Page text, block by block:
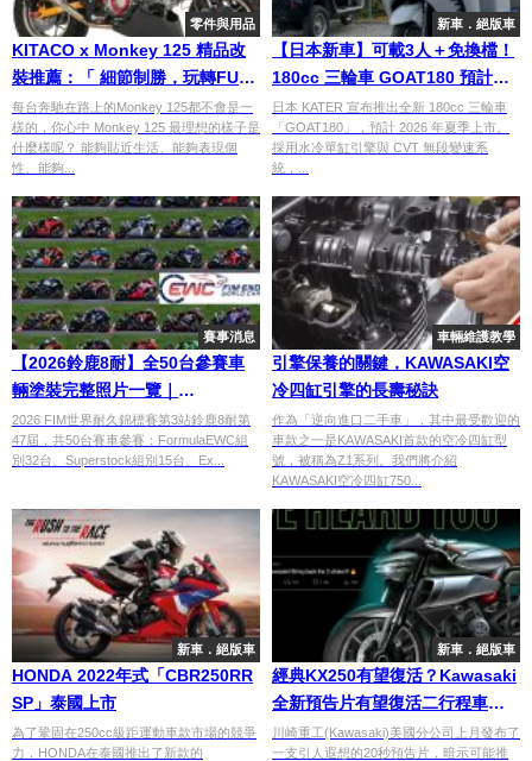
零件與用品
KITACO x Monkey 125 精品改
裝推薦：「 細節制勝，玩轉FUN
BIKE樂趣」
每台奔馳在路上的Monkey 125都不會是一
樣的，你心中 Monkey 125 最理想的樣子是
什麼樣呢？ 能夠貼近生活、能夠表現個
性、能夠...
新車．絕版車
【日本新車】可載3人＋免換檔！
180cc 三輪車 GOAT180 預計
2026 夏季開賣 普通駕照即可駕
駛
日本 KATER 宣布推出全新 180cc 三輪車
「GOAT180」，預計 2026 年夏季上市。
採用水冷單缸引擎與 CVT 無段變速系
統，...
賽事消息
【2026鈴鹿8耐】全50台參賽車
輛塗裝完整照片一覽｜
FormulaEWC×Superstock×Experimental
三組別全車隊照片集
2026 FIM世界耐久錦標賽第3站鈴鹿8耐第
47屆，共50台賽車參賽：FormulaEWC組
別32台、Superstock組別15台、Ex...
車輛維護教學
引擎保養的關鍵，KAWASAKI空
冷四缸引擎的長壽秘訣
作為「逆向進口二手車」，其中最受歡迎的
車款之一是KAWASAKI首款的空冷四缸型
號，被稱為Z1系列。我們將介紹
KAWASAKI空冷四缸750...
新車．絕版車
HONDA 2022年式「CBR250RR
SP」泰國上市
為了鞏固在250cc級距運動車款市場的競爭
力，HONDA在泰國推出了新款的
新車．絕版車
經典KX250有望復活？Kawasaki
全新預告片有望復活二行程車
款！
川崎重工(Kawasaki)美國分公司上月發布了
一支引人遐想的20秒預告片，暗示可能推